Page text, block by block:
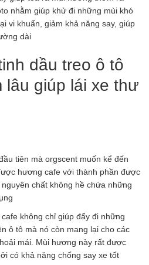
nhằm giúp khử đi những mùi khó
vi khuẩn, giảm khả năng say, giúp
dài
dầu treo ô tô
lâu giúp lái xe thư
tiên mà orgscent muốn kể đến
hương cafe với thành phần được
chất không hề chứa những
không chỉ giúp đẩy đi những
ô tô mà nó còn mang lại cho các
mái. Mùi hương này rất được
có khả năng chống say xe tốt